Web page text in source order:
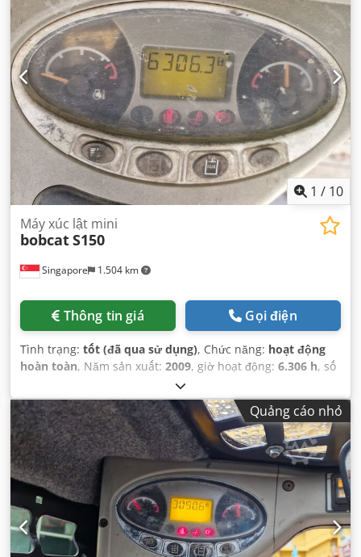
1 / 10
Singapore 1.504 km
Máy xúc lật mini
bobcatS150
Thông tin giá Gọi điện
Tình trạng: tốt (đã qua sử dụng), Chức năng: hoạt động
hoàn toàn, Năm sản xuất: 2009, giờ hoạt động: 6.306 h, số
A3L135221,
Quảng cáo nhỏ